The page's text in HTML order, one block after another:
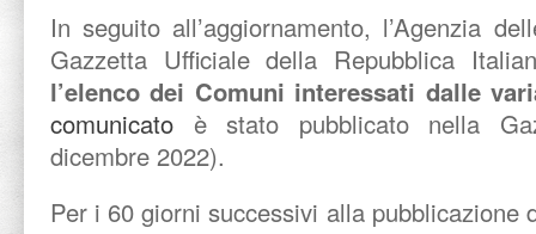
In seguito all’aggiornamento, l’Agenzia
Gazzetta Ufficiale della Repubblica
l’elenco dei Comuni interessati dalle
comunicato è stato pubblicato nella
dicembre 2022).
Per i 60 giorni successivi alla pubblicazione